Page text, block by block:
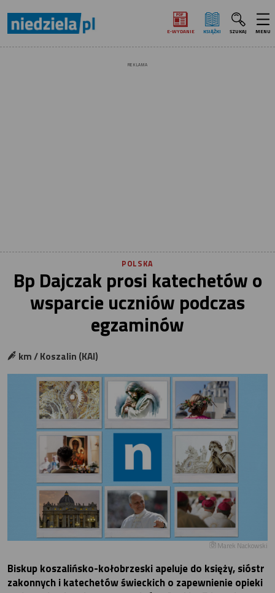
E‑WYDANIE KSIĄŻKI SZUKAJ MENU
REKLAMA
POLSKA
Bp Dajczak prosi katechetów o
wsparcie uczniów podczas
egzaminów
km / Koszalin (KAI)
Marek Nackowski
Biskup koszalińsko-kołobrzeski apeluje do księży, sióstr
zakonnych i katechetów świeckich o zapewnienie opieki